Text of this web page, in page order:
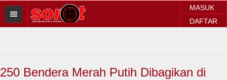
MASUK
DAFTAR
Sorot Makassar
250 Bendera Merah Putih Dibagikan di